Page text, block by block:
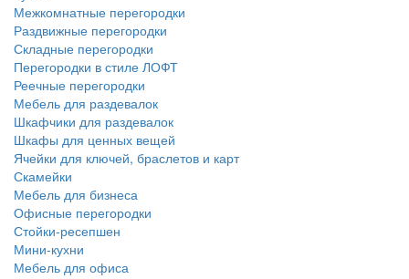
Межкомнатные перегородки
Раздвижные перегородки
Складные перегородки
Перегородки в стиле ЛОФТ
Реечные перегородки
Мебель для раздевалок
Шкафчики для раздевалок
Шкафы для ценных вещей
Ячейки для ключей, браслетов и карт
Скамейки
Мебель для бизнеса
Офисные перегородки
Стойки-ресепшен
Мини-кухни
Мебель для офиса